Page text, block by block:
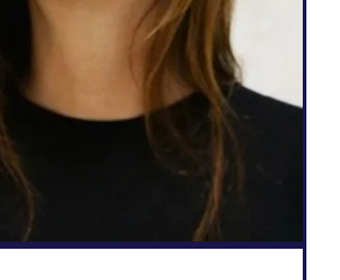
su sitio web, generar más
y la posibilidad de
eso con unos pocos clics."
Salomé Amar
Fundador